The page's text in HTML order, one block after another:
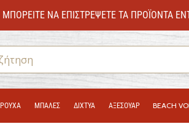
ΜΠΟΡΕΊΤΕ ΝΑ ΕΠΙΣΤΡΈΨΕΤΕ ΤΑ ΠΡΟΪΌΝΤΑ
ΡΟΎΧΑ ΜΠΑΛΕΣ ΔΊΧΤΥΑ ΑΞΕΣΟΥΑΡ BEACH